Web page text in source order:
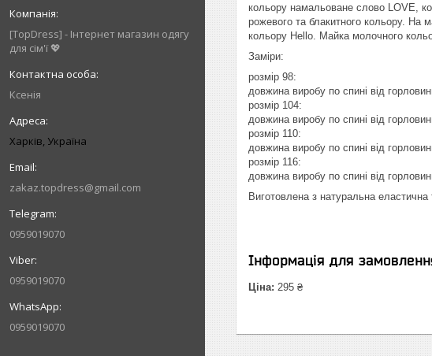
[TopDress] - Інтернет магазин одягу
для сім'ї 💖
Ксенія
Харків, Україна
zakaz.topdress@gmail.com
0959019070
0959019070
0959019070
кольору намальоване слово LOVE,
рожевого та блакитного кольору. На
кольору Hello. Майка молочного
Заміри:
розмір 98:
довжина виробу по спині від
розмір 104:
довжина виробу по спині від
розмір 110:
довжина виробу по спині від
розмір 116:
довжина виробу по спині від
Виготовлена з натуральна
Інформація для
Ціна: 295 ₴